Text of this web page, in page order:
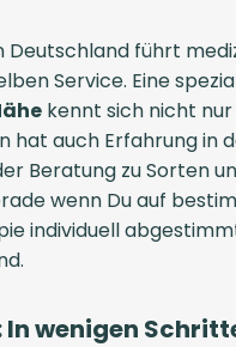
Deutschland führt
Service. Eine
kennt sich nicht
hat auch Erfahrung in
Beratung zu Sorten
wenn Du auf
individuell
In wenigen